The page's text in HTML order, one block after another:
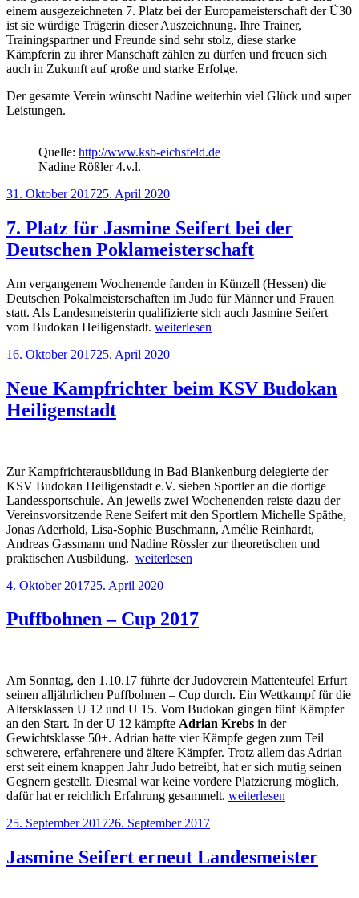
einem ausgezeichneten 7. Platz bei der Europameisterschaft der Ü30
ist sie würdige Trägerin dieser Auszeichnung. Ihre Trainer,
Trainingspartner und Freunde sind sehr stolz, diese starke
Kämpferin zu ihrer Manschaft zählen zu dürfen und freuen sich
auch in Zukunft auf große und starke Erfolge.
Der gesamte Verein wünscht Nadine weiterhin viel Glück und super
Leistungen.
Quelle: http://www.ksb-eichsfeld.de
Nadine Rößler 4.v.l.
Veröffentlicht
31. Oktober 201725. April 2020
7. Platz für Jasmine Seifert bei der
Deutschen Poklameisterschaft
Am vergangenem Wochenende fanden in Künzell (Hessen) die
Deutschen Pokalmeisterschaften im Judo für Männer und Frauen
statt. Als Landesmeisterin qualifizierte sich auch Jasmine Seifert
vom Budokan Heiligenstadt. „7.
für
Seifert
bei
weiterlesen
Veröffentlicht
16. Oktober 201725. April 2020
Neue Kampfrichter beim KSV Budokan
Heiligenstadt
Zur Kampfrichterausbildung in Bad Blankenburg delegierte der
KSV Budokan Heiligenstadt e.V. sieben Sportler an die dortige
Landessportschule. An jeweils zwei Wochenenden reiste dazu der
Vereinsvorsitzende Rene Seifert mit den Sportlern Michelle Späthe,
Jonas Aderhold, Lisa-Sophie Buschmann, Amélie Reinhardt,
Andreas Gassmann und Nadine Rössler zur theoretischen und
praktischen Ausbildung. „Neue
beim
Budokan
Heiligenstadt“
weiterlesen
Veröffentlicht
4. Oktober 201725. April 2020
Puffbohnen – Cup 2017
Am Sonntag, den 1.10.17 führte der Judoverein Mattenteufel Erfurt
seinen alljährlichen Puffbohnen – Cup durch. Ein Wettkampf für die
Altersklassen U 12 und U 15. Vom Budokan gingen fünf Kämpfer
an den Start. In der U 12 kämpfte Adrian Krebs in der
Gewichtsklasse 50+. Adrian hatte vier Kämpfe gegen zum Teil
schwerere, erfahrenere und ältere Kämpfer. Trotz allem das Adrian
erst seit einem knappen Jahr Judo betreibt, hat er sich mutig seinen
Gegnern gestellt. Diesmal war keine vordere Platzierung möglich,
dafür hat er reichlich Erfahrung gesammelt. „Puffbohnen
weiterlesen
Veröffentlicht
25. September 201726. September 2017
Jasmine Seifert erneut Landesmeister